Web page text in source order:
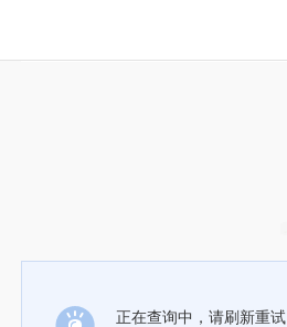
正在查询中，请刷新重试